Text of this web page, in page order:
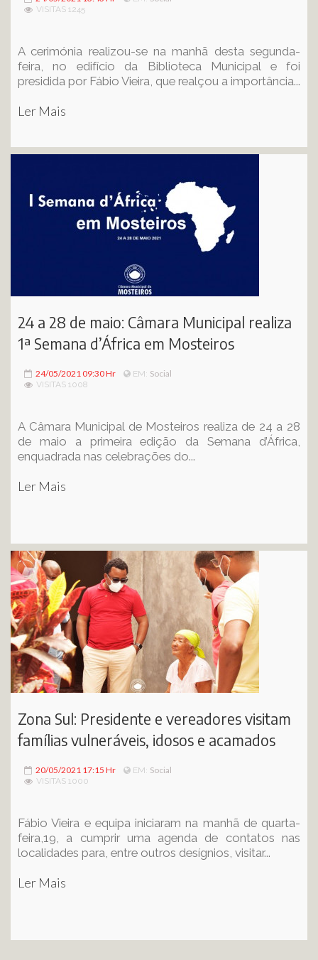
VISITAS 1245
A cerimónia realizou-se na manhã desta segunda-
feira, no edifício da Biblioteca Municipal e foi
presidida por Fábio Vieira, que realçou a importância...
Ler Mais
24 a 28 de maio: Câmara Municipal realiza
1ª Semana d’África em Mosteiros
24/05/2021 09:30 Hr EM: Social
VISITAS 1008
A Câmara Municipal de Mosteiros realiza de 24 a 28
de maio a primeira edição da Semana d’África,
enquadrada nas celebrações do...
Ler Mais
Zona Sul: Presidente e vereadores visitam
famílias vulneráveis, idosos e acamados
20/05/2021 17:15 Hr EM: Social
VISITAS 1000
Fábio Vieira e equipa iniciaram na manhã de quarta-
feira,19, a cumprir uma agenda de contatos nas
localidades para, entre outros desígnios, visitar...
Ler Mais